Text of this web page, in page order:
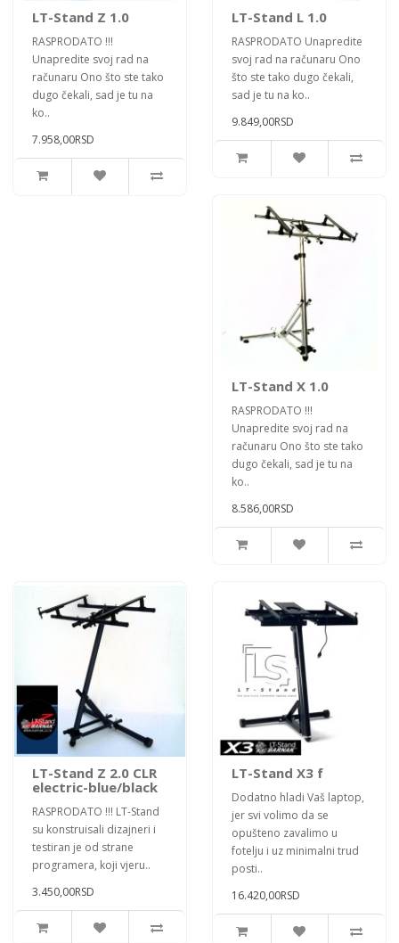
LT-Stand Z 1.0
RASPRODATO !!!
Unapredite svoj rad na
računaru Ono što ste tako
dugo čekali, sad je tu na
ko..
7.958,00RSD
LT-Stand L 1.0
RASPRODATO Unapredite
svoj rad na računaru Ono
što ste tako dugo čekali,
sad je tu na ko..
9.849,00RSD
LT-Stand X 1.0
RASPRODATO !!!
Unapredite svoj rad na
računaru Ono što ste tako
dugo čekali, sad je tu na
ko..
8.586,00RSD
LT-Stand Z 2.0 CLR
electric-blue/black
RASPRODATO !!! LT-Stand
su konstruisali dizajneri i
testiran je od strane
programera, koji vjeru..
3.450,00RSD
LT-Stand X3 f
Dodatno hladi Vaš laptop,
jer svi volimo da se
opušteno zavalimo u
fotelju i uz minimalni trud
posti..
16.420,00RSD